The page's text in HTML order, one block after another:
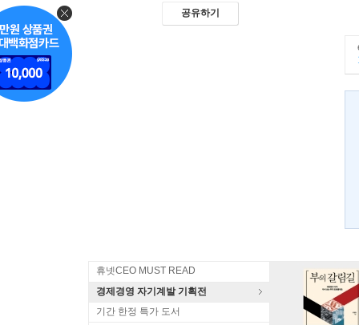
공유하기
휴넷CEO MUST READ
경제경영 자기계발 기획전
기간 한정 특가 도서